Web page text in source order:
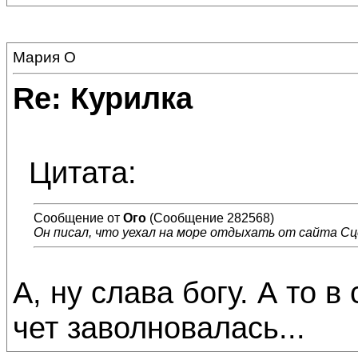
Мария О
Re: Курилка
Цитата:
Сообщение от Ого (Сообщение 282568)
Он писал, что уехал на море отдыхать от сайта
А, ну слава богу. А то
чет заволновалась...